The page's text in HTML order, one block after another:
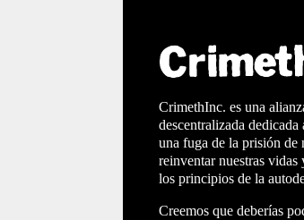
CrimethInc. es una
descentralizada
una fuga de la prisión de
reinventar nuestras vidas
los principios de la
Creemos que deberías